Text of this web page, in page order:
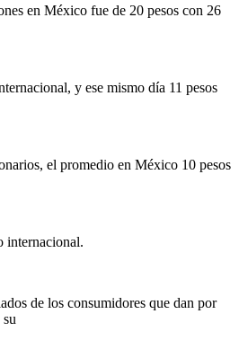
en México fue de 20 pesos con 26
y ese mismo día 11 pesos
el promedio en México 10 pesos
internacional.
de los consumidores que dan por